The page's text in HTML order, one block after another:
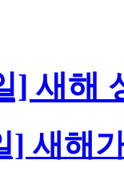
] 새해
] 새해